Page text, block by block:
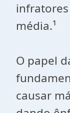
média.¹
O papel
causar